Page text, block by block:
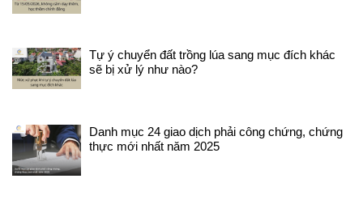
Tự ý chuyển đất trồng lúa sang mục đích khác
sẽ bị xử lý như nào?
Danh mục 24 giao dịch phải công chứng, chứng
thực mới nhất năm 2025